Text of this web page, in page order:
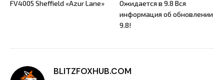
FV4005 Sheffield «Azur Lane»
Ожидается в 9.8 Вся
информация об обновлении
9.8!
BLITZFOXHUB.COM